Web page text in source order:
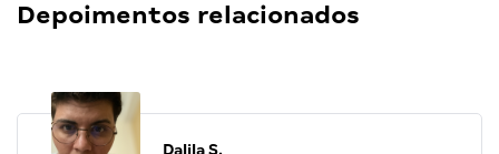
Depoimentos relacionados
Dalila S.